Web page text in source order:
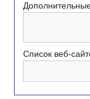
Список веб-